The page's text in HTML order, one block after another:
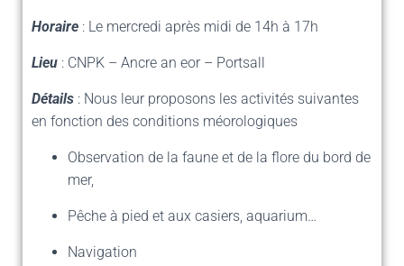
Horaire : Le mercredi après midi de 14h à 17h
Lieu : CNPK – Ancre an eor – Portsall
Détails : Nous leur proposons les activités suivantes
en fonction des conditions méorologiques
Observation de la faune et de la flore du bord de
mer,
Pêche à pied et aux casiers, aquarium…
Navigation